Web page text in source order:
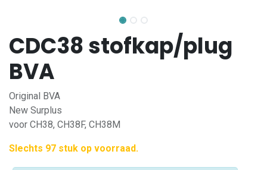
CDC38 stofkap/plug
BVA
Original BVA
New Surplus
voor CH38, CH38F, CH38M
Slechts 97 stuk op voorraad.